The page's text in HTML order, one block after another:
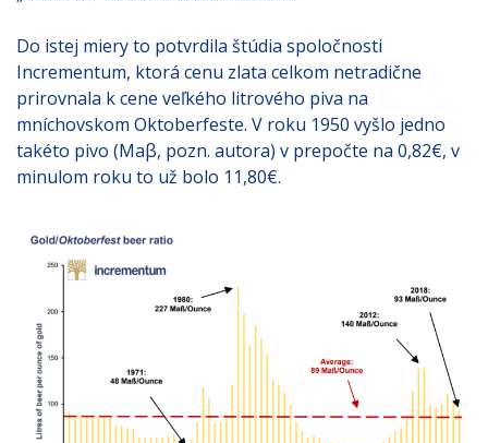
Do istej miery to potvrdila štúdia spoločnosti
Incrementum, ktorá cenu zlata celkom netradične
prirovnala k cene veľkého litrového piva na
mníchovskom Oktoberfeste. V roku 1950 vyšlo jedno
takéto pivo (Maβ, pozn. autora) v prepočte na 0,82€, v
minulom roku to už bolo 11,80€.